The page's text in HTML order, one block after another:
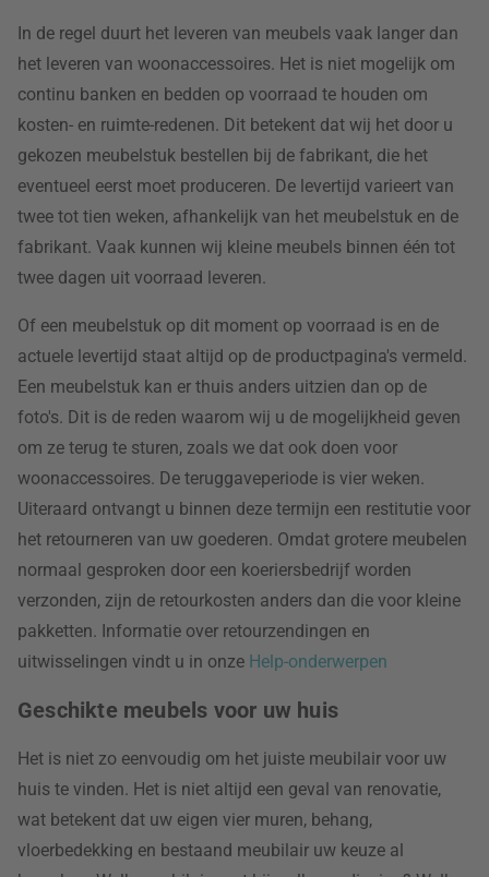
In de regel duurt het leveren van meubels vaak langer dan
het leveren van woonaccessoires. Het is niet mogelijk om
continu banken en bedden op voorraad te houden om
kosten- en ruimte-redenen. Dit betekent dat wij het door u
gekozen meubelstuk bestellen bij de fabrikant, die het
eventueel eerst moet produceren. De levertijd varieert van
twee tot tien weken, afhankelijk van het meubelstuk en de
fabrikant. Vaak kunnen wij kleine meubels binnen één tot
twee dagen uit voorraad leveren.
Of een meubelstuk op dit moment op voorraad is en de
actuele levertijd staat altijd op de productpagina's vermeld.
Een meubelstuk kan er thuis anders uitzien dan op de
foto's. Dit is de reden waarom wij u de mogelijkheid geven
om ze terug te sturen, zoals we dat ook doen voor
woonaccessoires. De teruggaveperiode is vier weken.
Uiteraard ontvangt u binnen deze termijn een restitutie voor
het retourneren van uw goederen. Omdat grotere meubelen
normaal gesproken door een koeriersbedrijf worden
verzonden, zijn de retourkosten anders dan die voor kleine
pakketten. Informatie over retourzendingen en
uitwisselingen vindt u in onze Help-onderwerpen
Geschikte meubels voor uw huis
Het is niet zo eenvoudig om het juiste meubilair voor uw
huis te vinden. Het is niet altijd een geval van renovatie,
wat betekent dat uw eigen vier muren, behang,
vloerbedekking en bestaand meubilair uw keuze al